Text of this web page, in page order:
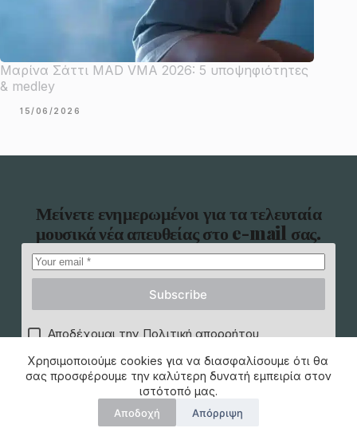
Χρησιμοποιούμε cookies για να διασφαλίσουμε ότι θα
σας προσφέρουμε την καλύτερη δυνατή εμπειρία στον
ιστότοπό μας.
Αποδοχή Απόρριψη
Μαρίνα Σάττι MAD VMA 2026: 5 υποψηφιότητες
& medley
15/06/2026
Μείνετε ενημερωμένοι για τα τελευταία
μουσικά νέα απευθείας στο e-mail σας.
Subscribe
Αποδέχομαι την Πολιτική απορρήτου
Copyright © 2026 -
Όροι Χρήσης